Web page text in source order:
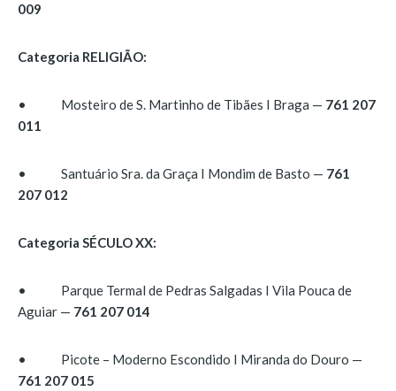
009
Categoria RELIGIÃO:
• Mosteiro de S. Martinho de Tibães I Braga — 761 207
011
• Santuário Sra. da Graça I Mondim de Basto — 761
207 012
Categoria SÉCULO XX:
• Parque Termal de Pedras Salgadas I Vila Pouca de
Aguiar — 761 207 014
• Picote – Moderno Escondido I Miranda do Douro —
761 207 015